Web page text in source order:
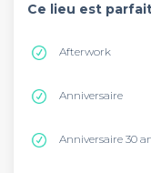
Ce lieu est
Afterwork
Anniversaire
Anniversaire 30